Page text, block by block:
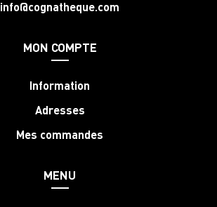
info@cognatheque.com
MON COMPTE
Information
Adresses
Mes commandes
MENU